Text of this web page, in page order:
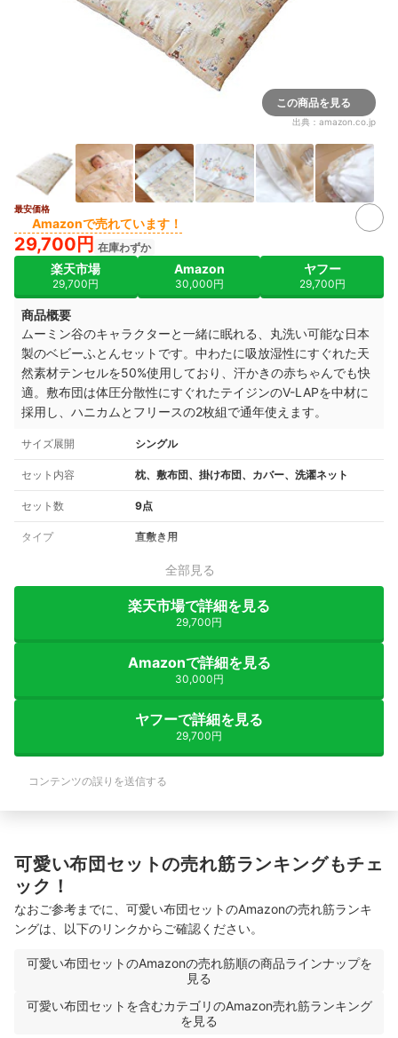
この商品を見る
出典： amazon.co.jp
最安価格
Amazonで売れています！
29,700円 在庫わずか
楽天市場
29,700円
Amazon
30,000円
ヤフー
29,700円
商品概要
ムーミン谷のキャラクターと一緒に眠れる、丸洗い可能な日本
製のベビーふとんセットです。中わたに吸放湿性にすぐれた天
然素材テンセルを50%使用しており、汗かきの赤ちゃんでも快
適。敷布団は体圧分散性にすぐれたテイジンのV-LAPを中材に
採用し、ハニカムとフリースの2枚組で通年使えます。
サイズ展開 シングル
セット内容 枕、敷布団、掛け布団、カバー、洗濯ネット
セット数 9点
タイプ 直敷き用
全部見る
楽天市場で詳細を見る
29,700円
Amazonで詳細を見る
30,000円
ヤフーで詳細を見る
29,700円
コンテンツの誤りを送信する
可愛い布団セットの売れ筋ランキングもチェ
ック！
なおご参考までに、可愛い布団セットのAmazonの売れ筋ランキ
ングは、以下のリンクからご確認ください。
可愛い布団セットのAmazonの売れ筋順の商品ラインナップを
見る
可愛い布団セットを含むカテゴリのAmazon売れ筋ランキング
を見る